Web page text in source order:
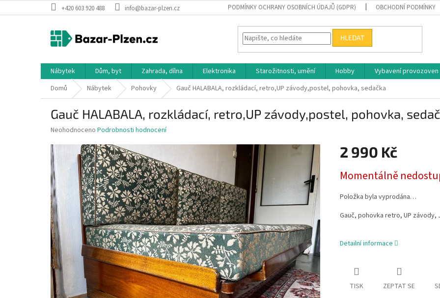
na
+420 603 920 488 info@bazar-plzen.cz PODMÍNKY OCHRANY OSOBNÍCH ÚDAJŮ (GDPR) OBCHODNÍ PODMÍNKY
HLEDAT
Nábytek Dům, byt Zahrada, dílna Elektronika Starožitnosti, umění Hobby Vybavení provozoven
Domů
Nábytek Pohovky Gauč HALABALA, rozkládací, retro,UP závody,postel, pohovka, sedačka
Gauč HALABALA, rozkládací, retro,UP závody,postel, pohovka,
Průměrné
produktu
je
0,0
z
5
hvězdiček.
Neohodnoceno Podrobnosti hodnocení
2 990 Kč
cena:
Momentálně
Položka byla vyprodána…
Gauč, pohovka retro, UP závody,
Detailní informace
TISK ZEPTAT SE